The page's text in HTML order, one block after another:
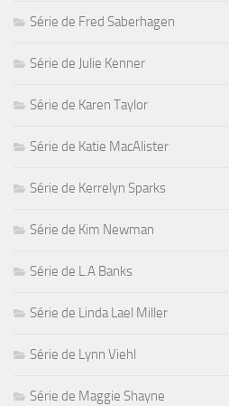
Série de Fred Saberhagen
Série de Julie Kenner
Série de Karen Taylor
Série de Katie MacAlister
Série de Kerrelyn Sparks
Série de Kim Newman
Série de L.A Banks
Série de Linda Lael Miller
Série de Lynn Viehl
Série de Maggie Shayne